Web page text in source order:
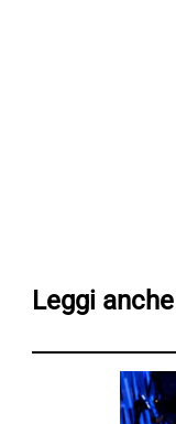
Leggi anche